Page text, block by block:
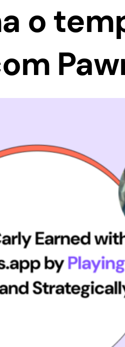
o